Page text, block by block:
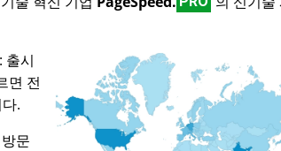
출시
면 전
.
문